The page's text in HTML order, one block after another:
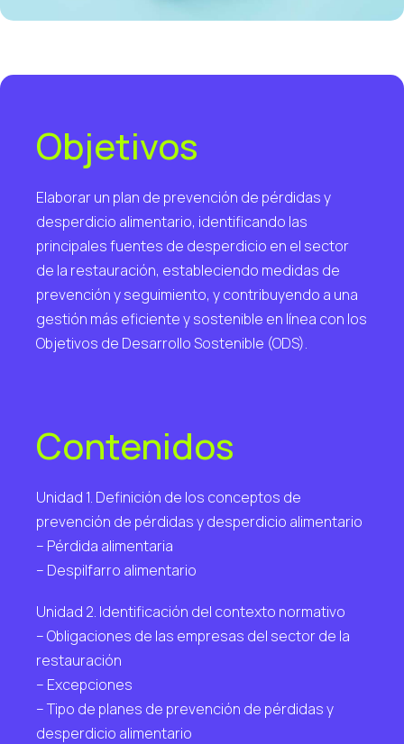
Objetivos
Elaborar un plan de prevención de pérdidas y
desperdicio alimentario, identificando las
principales fuentes de desperdicio en el sector
de la restauración, estableciendo medidas de
prevención y seguimiento, y contribuyendo a una
gestión más eficiente y sostenible en línea con los
Objetivos de Desarrollo Sostenible (ODS).
Contenidos
Unidad 1. Definición de los conceptos de
prevención de pérdidas y desperdicio alimentario
– Pérdida alimentaria
– Despilfarro alimentario
Unidad 2. Identificación del contexto normativo
– Obligaciones de las empresas del sector de la
restauración
– Excepciones
– Tipo de planes de prevención de pérdidas y
desperdicio alimentario